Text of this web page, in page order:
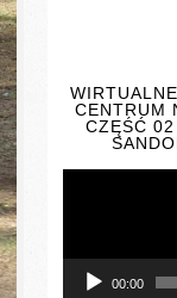
CENTRUM
CZĘŚĆ
00:00